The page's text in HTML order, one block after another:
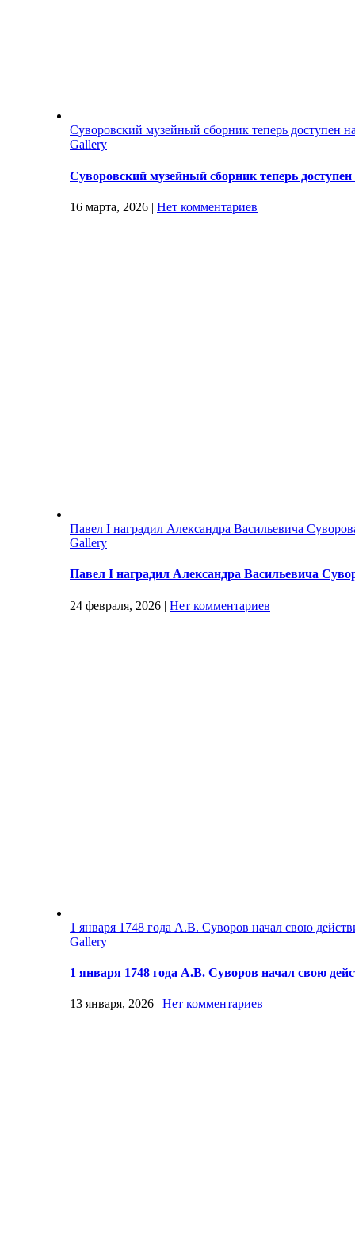
Суворовский музейный сборник теперь доступен
Gallery
Суворовский музейный сборник теперь
16 марта, 2026 | Нет комментариев
Павел I наградил Александра Васильевича
Gallery
Павел I наградил Александра Васильевича
24 февраля, 2026 | Нет комментариев
1 января 1748 года А.В. Суворов начал свою
Gallery
1 января 1748 года А.В. Суворов начал свою
13 января, 2026 | Нет комментариев